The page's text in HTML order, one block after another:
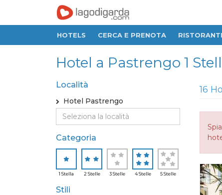
HOTELS CERCA E PRENOTA RISTORANTI
Hotel a Pastrengo 1
Località
Hotel Pastrengo
Categoria
1 Stella 2 Stelle 3 Stelle 4 Stelle 5 Stelle
Stili
16